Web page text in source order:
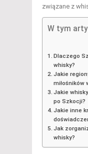
związane z
W tym
Dlaczego
whisky?
Jakie
miłośników
Jakie
po Szkocji?
Jakie inne
Jak
whisky?